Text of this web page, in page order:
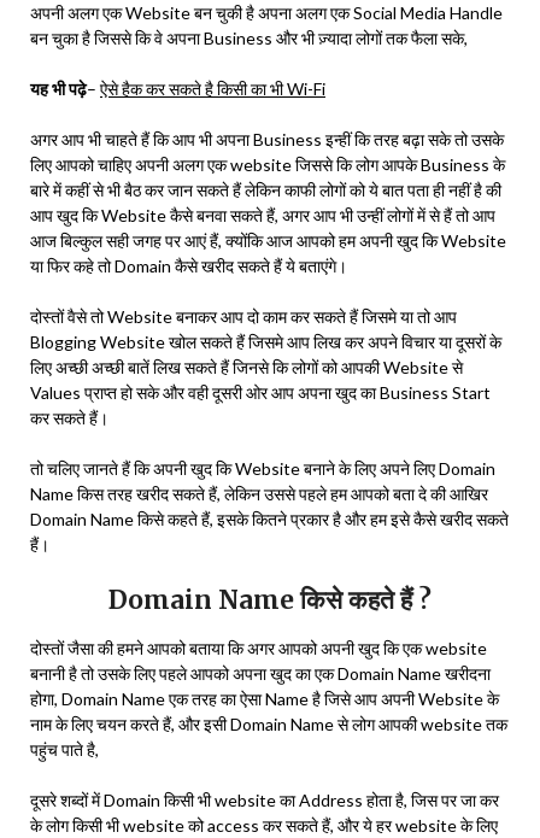
अपनी अलग एक Website बन चुकी है अपना अलग एक Social Media Handle
बन चुका है जिससे कि वे अपना Business और भी ज़्यादा लोगों तक फैला सके,
यह भी पढ़े– ऐसे हैक कर सकते है किसी का भी Wi-Fi
अगर आप भी चाहते हैं कि आप भी अपना Business इन्हीं कि तरह बढ़ा सके तो उसके
लिए आपको चाहिए अपनी अलग एक website जिससे कि लोग आपके Business के
बारे में कहीं से भी बैठ कर जान सकते हैं लेकिन काफी लोगों को ये बात पता ही नहीं है की
आप खुद कि Website कैसे बनवा सकते हैं, अगर आप भी उन्हीं लोगों में से हैं तो आप
आज बिल्कुल सही जगह पर आएं हैं, क्योंकि आज आपको हम अपनी खुद कि Website
या फिर कहे तो Domain कैसे खरीद सकते हैं ये बताएंगे।
दोस्तों वैसे तो Website बनाकर आप दो काम कर सकते हैं जिसमे या तो आप
Blogging Website खोल सकते हैं जिसमे आप लिख कर अपने विचार या दूसरों के
लिए अच्छी अच्छी बातें लिख सकते हैं जिनसे कि लोगों को आपकी Website से
Values प्राप्त हो सके और वही दूसरी ओर आप अपना खुद का Business Start
कर सकते हैं।
तो चलिए जानते हैं कि अपनी खुद कि Website बनाने के लिए अपने लिए Domain
Name किस तरह खरीद सकते हैं, लेकिन उससे पहले हम आपको बता दे की आखिर
Domain Name किसे कहते हैं, इसके कितने प्रकार है और हम इसे कैसे खरीद सकते
हैं।
Domain Name किसे कहते हैं ?
दोस्तों जैसा की हमने आपको बताया कि अगर आपको अपनी खुद कि एक website
बनानी है तो उसके लिए पहले आपको अपना खुद का एक Domain Name खरीदना
होगा, Domain Name एक तरह का ऐसा Name है जिसे आप अपनी Website के
नाम के लिए चयन करते हैं, और इसी Domain Name से लोग आपकी website तक
पहुंच पाते है,
दूसरे शब्दों में Domain किसी भी website का Address होता है, जिस पर जा कर
के लोग किसी भी website को access कर सकते हैं, और ये हर website के लिए